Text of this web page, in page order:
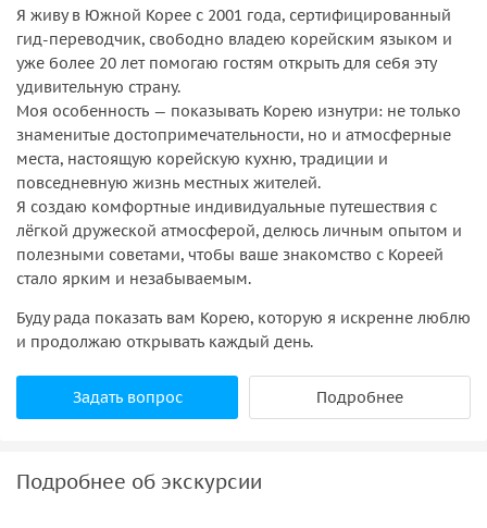
Я живу в Южной Корее с 2001 года, сертифицированный
гид-переводчик, свободно владею корейским языком и
уже более 20 лет помогаю гостям открыть для себя эту
удивительную страну.
Моя особенность — показывать Корею изнутри: не только
знаменитые достопримечательности, но и атмосферные
места, настоящую корейскую кухню, традиции и
повседневную жизнь местных жителей.
Я создаю комфортные индивидуальные путешествия с
лёгкой дружеской атмосферой, делюсь личным опытом и
полезными советами, чтобы ваше знакомство с Кореей
стало ярким и незабываемым.
Буду рада показать вам Корею, которую я искренне люблю
и продолжаю открывать каждый день.
Задать вопрос Подробнее
Подробнее об экскурсии